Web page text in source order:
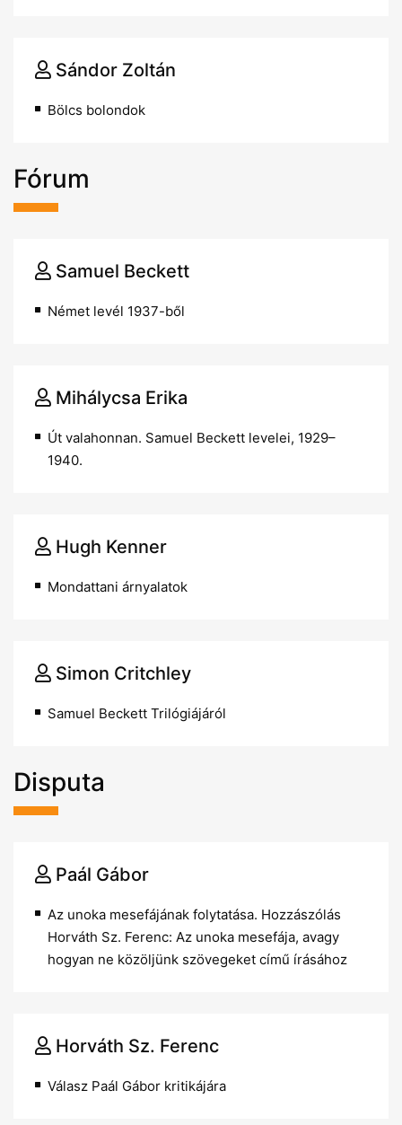
Sándor Zoltán
Bölcs bolondok
Fórum
Samuel Beckett
Német levél 1937-ből
Mihálycsa Erika
Út valahonnan. Samuel Beckett levelei, 1929–
1940.
Hugh Kenner
Mondattani árnyalatok
Simon Critchley
Samuel Beckett Trilógiájáról
Disputa
Paál Gábor
Az unoka mesefájának folytatása. Hozzászólás
Horváth Sz. Ferenc: Az unoka mesefája, avagy
hogyan ne közöljünk szövegeket című írásához
Horváth Sz. Ferenc
Válasz Paál Gábor kritikájára